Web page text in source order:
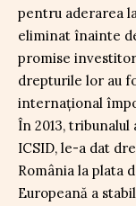
pentru aderarea
eliminat înainte
promise
drepturile lor au
internațional
În 2013,
ICSID, le-a dat
România la plata
Europeană a